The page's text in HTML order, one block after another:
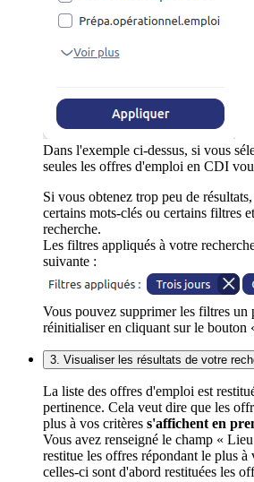
Dans l'exemple ci-dessus, si vous
seules les offres d'emploi en CDI
Si vous obtenez trop peu de
certains mots-clés ou certains filtres
recherche.
Les filtres appliqués à votre
suivante :
Vous pouvez supprimer les filtres un
réinitialiser en cliquant sur le bouton
3. Visualiser les résultats de votre
La liste des offres d'emploi est
pertinence. Cela veut dire que les
plus à vos critères s'affichent en
Vous avez renseigné le champ «
restitue les offres répondant le plus à
celles-ci sont d'abord restituées les